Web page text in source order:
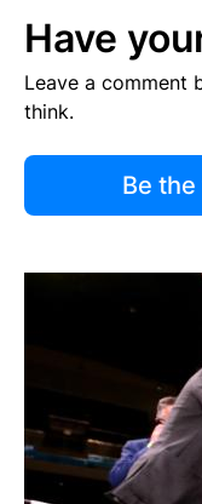
Have
Leave a comment
think.
Be